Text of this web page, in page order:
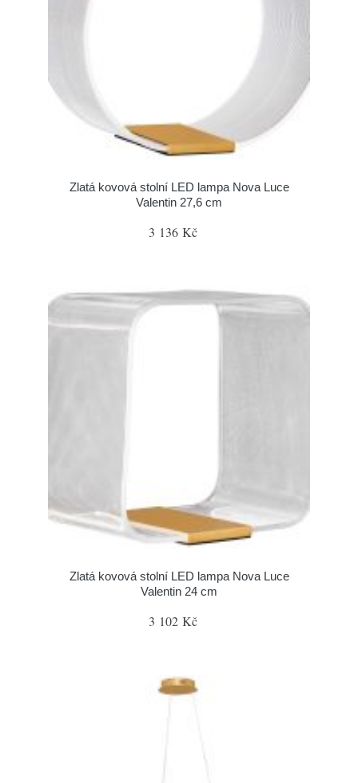
Zlatá kovová stolní LED lampa Nova Luce
Valentin 27,6 cm
3 136 Kč
Zlatá kovová stolní LED lampa Nova Luce
Valentin 24 cm
3 102 Kč